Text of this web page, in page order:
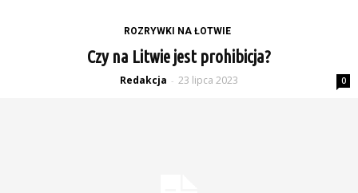
ROZRYWKI NA ŁOTWIE
Czy na Litwie jest prohibicja?
Redakcja - 23 lipca 2023 0